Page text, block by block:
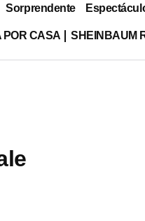
Sorprendente
POR CASA SHEINBAUM